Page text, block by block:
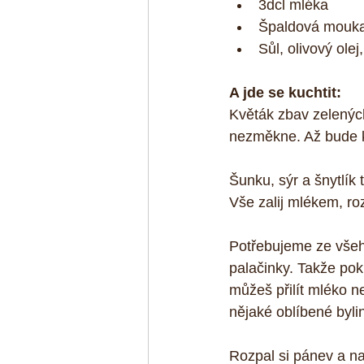
3dcl mléka
Špaldová
Sůl, olivový
A jde se kuchtit:
Květák zbav
nezměkne. Až
Šunku, sýr a šnytlík
Vše zalij mlékem,
Potřebujeme ze
palačinky. Takže
můžeš přilít mléko
nějaké oblíbené
Rozpal si pánev a